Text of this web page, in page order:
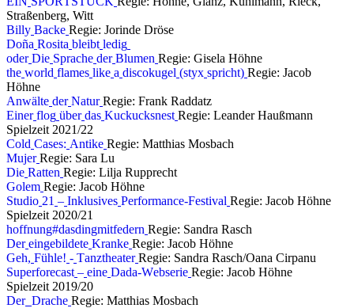
Straßenberg, Witt
Billy Backe Regie: Jorinde Dröse
Doña Rosita bleibt ledig
oder Die Sprache der Blumen Regie: Gisela Höhne
the world flames like a discokugel (styx spricht) Regie: Jacob
Höhne
Anwälte der Natur Regie: Frank Raddatz
Einer flog über das Kuckucksnest Regie: Leander Haußmann
Spielzeit 2021/22
Cold Cases: Antike Regie: Matthias Mosbach
Mujer Regie: Sara Lu
Die Ratten Regie: Lilja Rupprecht
Golem Regie: Jacob Höhne
Studio 21 – Inklusives Performance-Festival Regie: Jacob Höhne
Spielzeit 2020/21
hoffnung#dasdingmitfedern Regie: Sandra Rasch
Der eingebildete Kranke Regie: Jacob Höhne
Geh, Fühle! - Tanztheater Regie: Sandra Rasch/Oana Cirpanu
Superforecast – eine Dada-Webserie Regie: Jacob Höhne
Spielzeit 2019/20
Der Drache Regie: Matthias Mosbach